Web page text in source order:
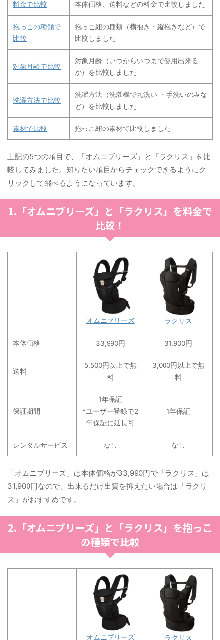
料金で比較 本体価格、送料などの料金で比較しました
抱っこの種類で
比較
抱っこ紐の種類（横抱き・縦抱きなど）で
比較しました
対象月齢で比較
対象月齢（いつからいつまで使用出来る
か）を比較しました
洗濯方法で比較
洗濯方法（洗濯機で丸洗い ・手洗いのみな
ど）を比較しました
素材で比較 抱っこ紐の素材で比較しました
上記の5つの項目で、「オムニブリーズ」と「ラクリス」を比
較してみました。知りたい項目からチェックできるようにク
リックして飛べるようになっています。
1.「オムニブリーズ」と「ラクリス」を料金で
比較！
オムニブリーズ ラクリス
本体価格 33,990円 31,900円
送料
5,500円以上で無
料
3,000円以上で無
料
保証期間
1年保証
*ユーザー登録で2
年保証に延長可
1年保証
レンタルサービス なし なし
「オムニブリーズ」は本体価格が33,990円で「ラクリス」は
31,900円なので、出来るだけ出費を抑えたい場合は「ラクリ
ス」がおすすめです。
2.「オムニブリーズ」と「ラクリス」を抱っこ
の種類で比較
オムニブリーズ ラクリス